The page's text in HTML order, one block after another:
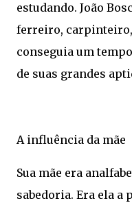
estudando. João
ferreiro, carpinteiro,
conseguia um
de suas grandes
A influência da mãe
Sua mãe era
sabedoria. Era ela